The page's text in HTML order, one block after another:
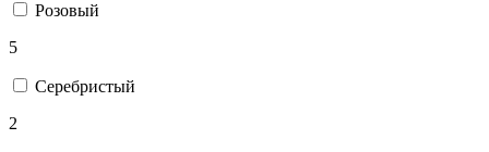
Розовый
5
Серебристый
2